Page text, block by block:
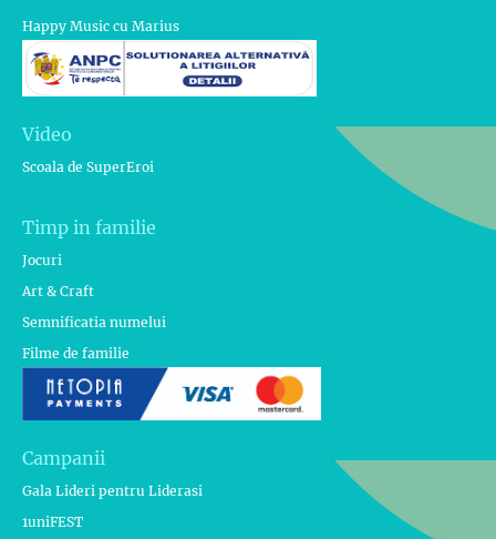
Happy Music cu Marius
Video
Scoala de SuperEroi
Timp in familie
Jocuri
Art & Craft
Semnificatia numelui
Filme de familie
Campanii
Gala Lideri pentru Liderasi
1uniFEST